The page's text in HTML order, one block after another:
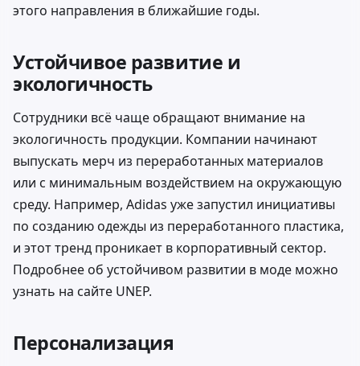
этого направления в ближайшие годы.
Устойчивое развитие и
экологичность
Сотрудники всё чаще обращают внимание на
экологичность продукции. Компании начинают
выпускать мерч из переработанных материалов
или с минимальным воздействием на окружающую
среду. Например, Adidas уже запустил инициативы
по созданию одежды из переработанного пластика,
и этот тренд проникает в корпоративный сектор.
Подробнее об устойчивом развитии в моде можно
узнать на сайте UNEP.
Персонализация